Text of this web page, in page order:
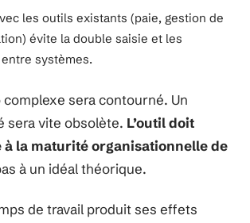
les outils existants (paie, gestion de
évite la double saisie et les
systèmes.
complexe sera contourné. Un
sera vite obsolète. L’outil doit
la maturité organisationnelle de
à un idéal théorique.
de travail produit ses effets